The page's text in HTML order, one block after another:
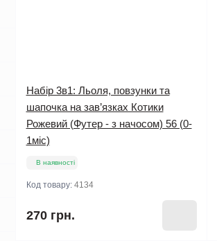
Набір 3в1: Льоля, повзунки та
шапочка на зав’язках Котики
Рожевий (Футер - з начосом) 56 (0-
1міс)
В наявності
Код товару: 4134
270 грн.